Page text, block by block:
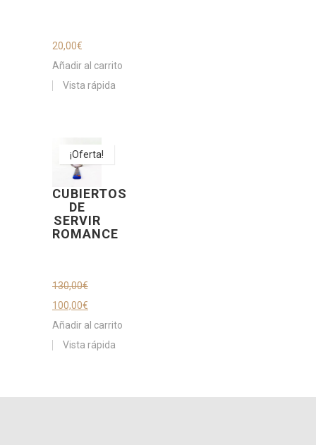
20,00€
Añadir al carrito
Vista rápida
¡Oferta!
CUBIERTOS
DE
SERVIR
ROMANCE
130,00€
100,00€
Añadir al carrito
Vista rápida